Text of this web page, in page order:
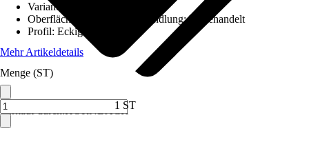
Verkauf durch:HORNBACH
Variante
Oberfläche/Oberflächenbehandlung:Unbehandelt
Profil: Eckig
Mehr Artikeldetails
Menge (ST)
1 ST